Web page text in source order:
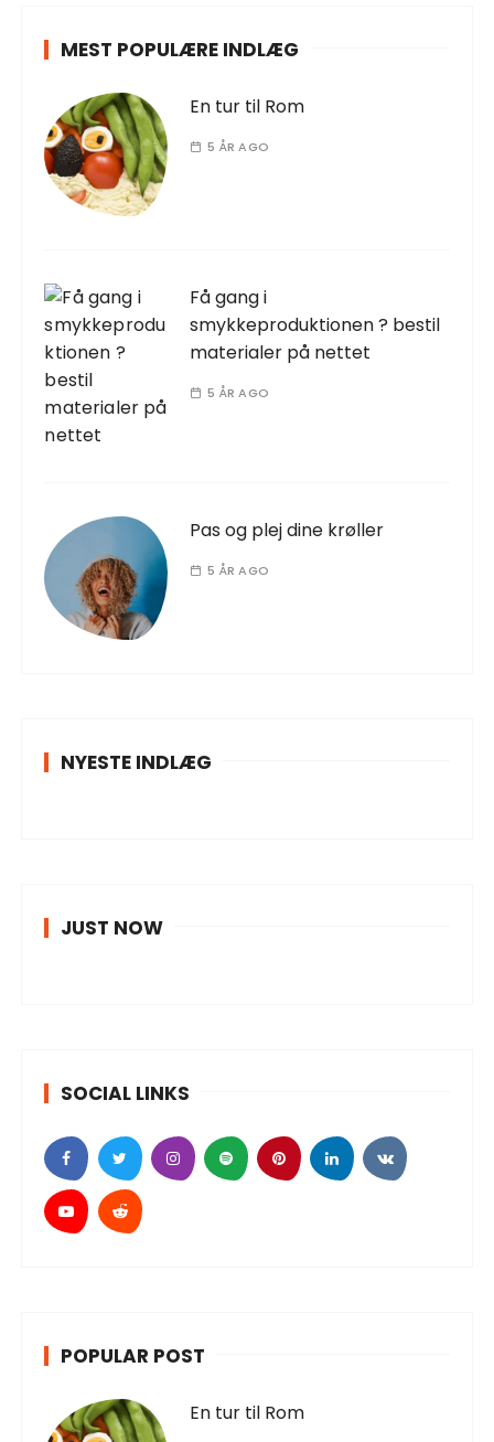
MEST POPULÆRE INDLÆG
En tur til Rom
5 ÅR AGO
Få gang i
smykkeproduktionen ? bestil
materialer på nettet
5 ÅR AGO
Pas og plej dine krøller
5 ÅR AGO
NYESTE INDLÆG
JUST NOW
SOCIAL LINKS
POPULAR POST
En tur til Rom